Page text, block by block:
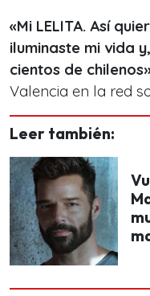
«Mi LELITA. Así
iluminaste mi vida
cientos de
Valencia en la red
Leer también: